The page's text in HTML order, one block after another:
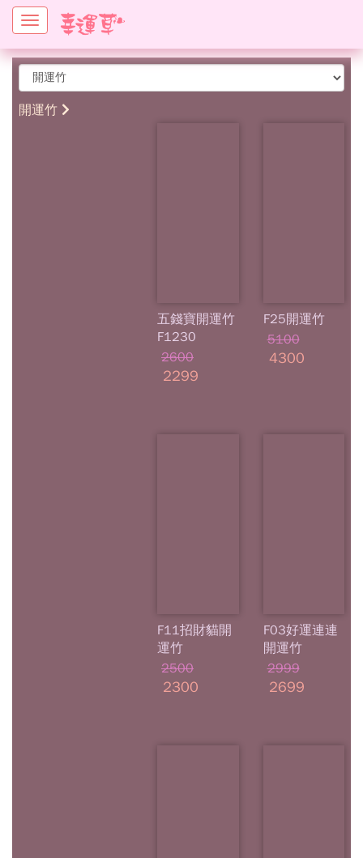
Toggle
navigation
開運竹
五錢寶開運竹
F1230
2600
2299
F25開運竹
5100
4300
F11招財貓開
運竹
2500
2300
F03好運連連
開運竹
2999
2699